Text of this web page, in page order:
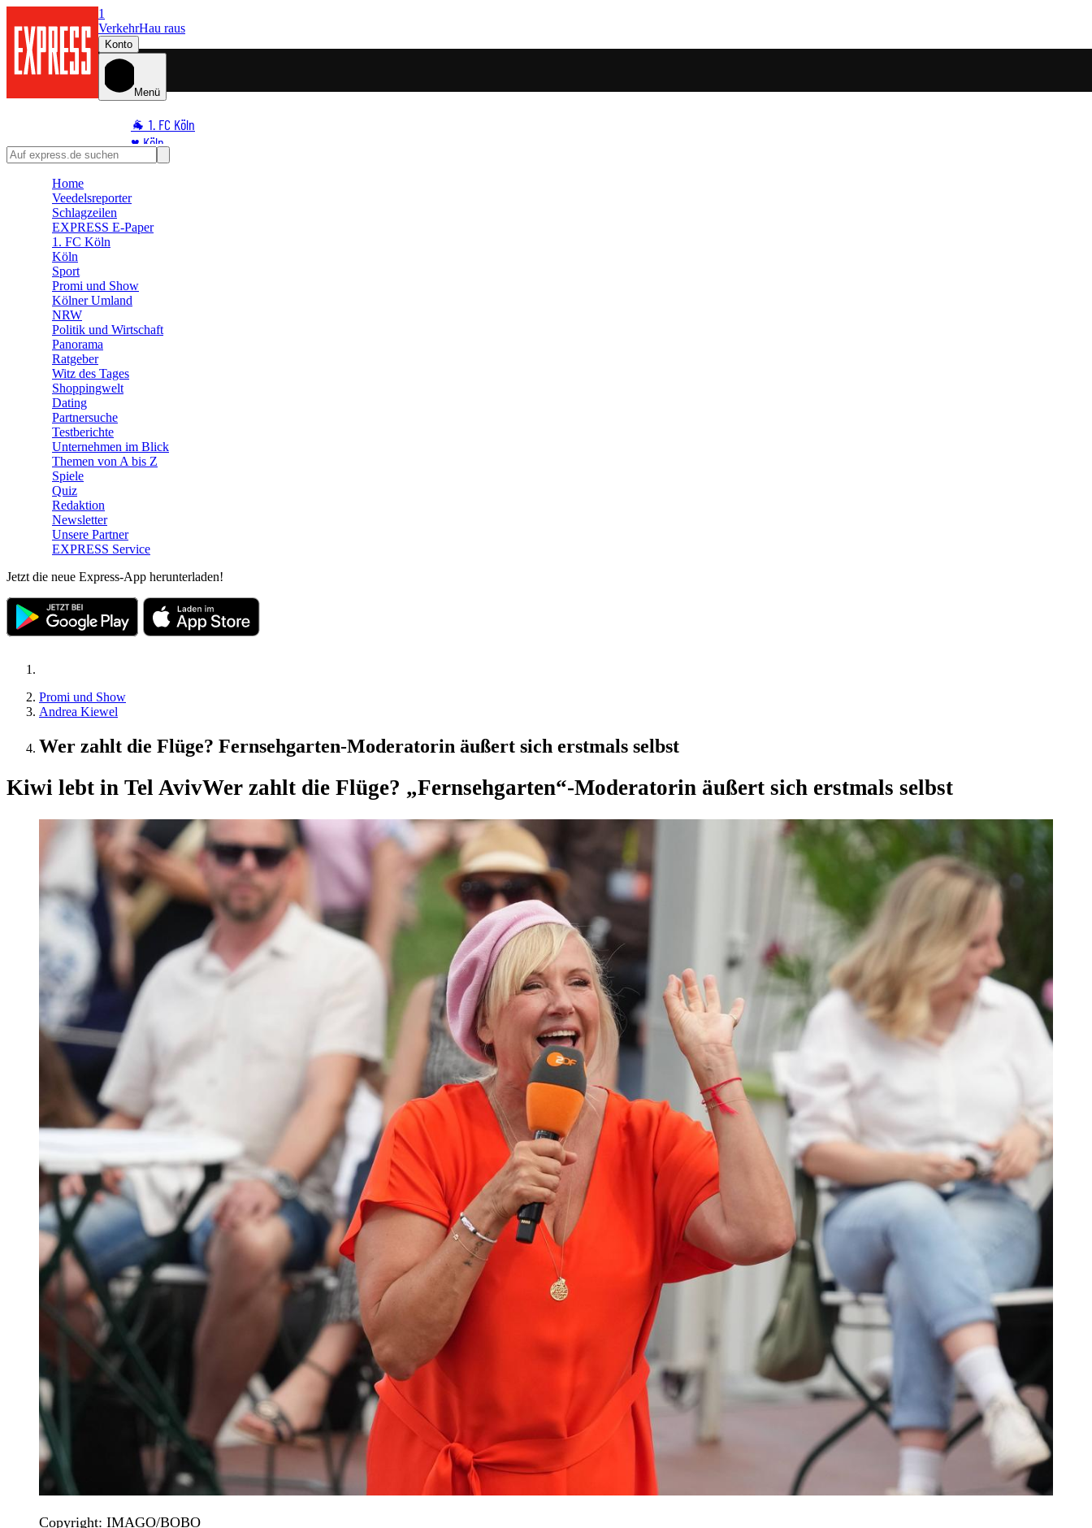
1
VerkehrHau raus
Konto
Menü
🐐 1. FC Köln
♥️ Köln
⭐ Promi
🛒 Shoppingwelt
🧩 Spiele
Home
Veedelsreporter
Schlagzeilen
EXPRESS E-Paper
1. FC Köln
Köln
Sport
Promi und Show
Kölner Umland
NRW
Politik und Wirtschaft
Panorama
Ratgeber
Witz des Tages
Shoppingwelt
Dating
Partnersuche
Testberichte
Unternehmen im Blick
Themen von A bis Z
Spiele
Quiz
Redaktion
Newsletter
Unsere Partner
EXPRESS Service
Jetzt die neue Express-App herunterladen!
Promi und Show
Andrea Kiewel
Wer zahlt die Flüge? Fernsehgarten-Moderatorin äußert sich erstmals selbst
Kiwi lebt in Tel AvivWer zahlt die Flüge? „Fernsehgarten“-Moderatorin äußert sich erstmals selbst
Copyright: IMAGO/BOBO